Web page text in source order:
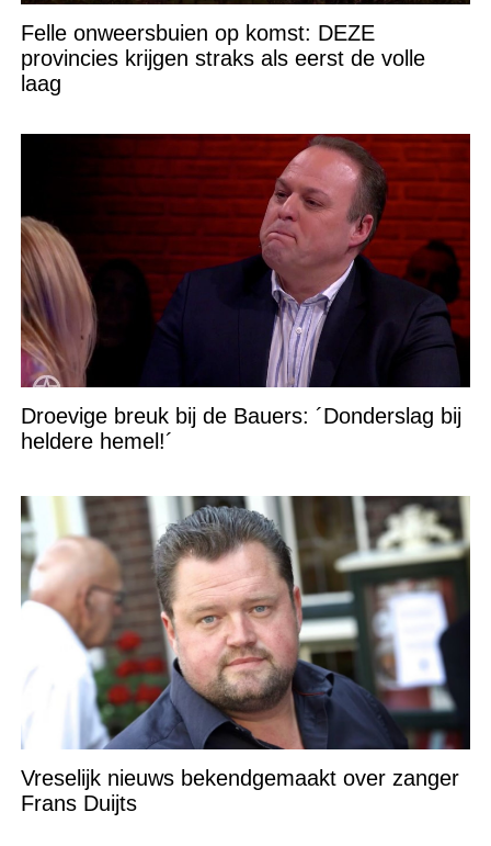
Felle onweersbuien op komst: DEZE
provincies krijgen straks als eerst de volle
laag
Droevige breuk bij de Bauers: ´Donderslag bij
heldere hemel!´
Vreselijk nieuws bekendgemaakt over zanger
Frans Duijts